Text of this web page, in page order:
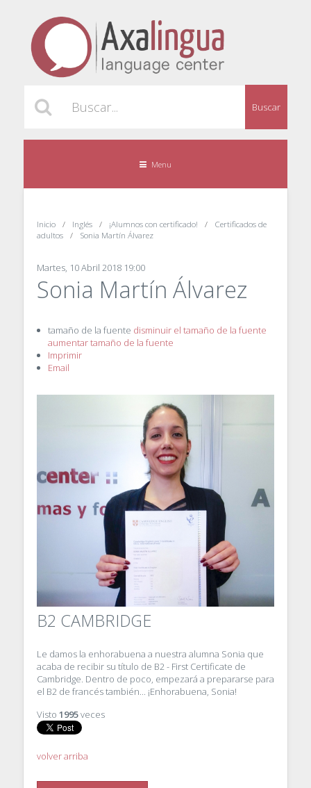
Buscar
Menu
Inicio Inglés ¡Alumnos con certificado!
Certificados de
adultos
Sonia Martín Álvarez
Martes, 10 Abril 2018 19:00
Sonia Martín Álvarez
tamaño de la fuente disminuir el tamaño de la fuente
aumentar tamaño de la fuente
Imprimir
Email
B2 CAMBRIDGE
Le damos la enhorabuena a nuestra alumna Sonia que
acaba de recibir su título de B2 - First Certificate de
Cambridge. Dentro de poco, empezará a prepararse para
el B2 de francés también... ¡Enhorabuena, Sonia!
Visto 1995veces
volver arriba